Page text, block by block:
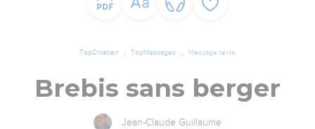
TopChrétien TopMessages Message texte
Brebis sans berger
Jean-Claude Guillaume